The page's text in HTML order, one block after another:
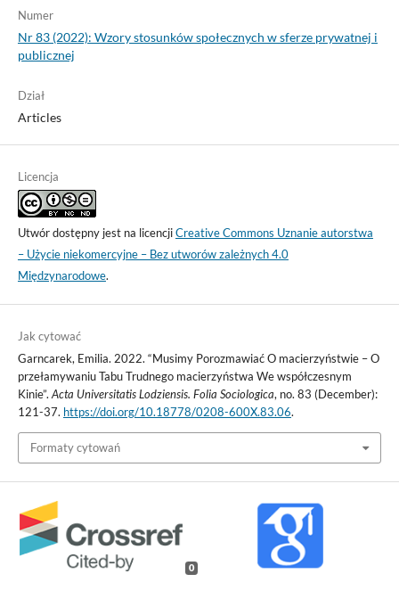
Numer
Nr 83 (2022): Wzory stosunków społecznych w sferze prywatnej i
publicznej
Dział
Articles
Licencja
Utwór dostępny jest na licencjiCreative Commons Uznanie autorstwa
– Użycie niekomercyjne – Bez utworów zależnych 4.0
Międzynarodowe.
Jak cytować
Garncarek, Emilia. 2022. “Musimy Porozmawiać O macierzyństwie – O
przełamywaniu Tabu Trudnego macierzyństwa We współczesnym
Kinie”. Acta Universitatis Lodziensis. Folia Sociologica, no. 83 (December):
121-37. https://doi.org/10.18778/0208-600X.83.06.
Formaty cytowań
0